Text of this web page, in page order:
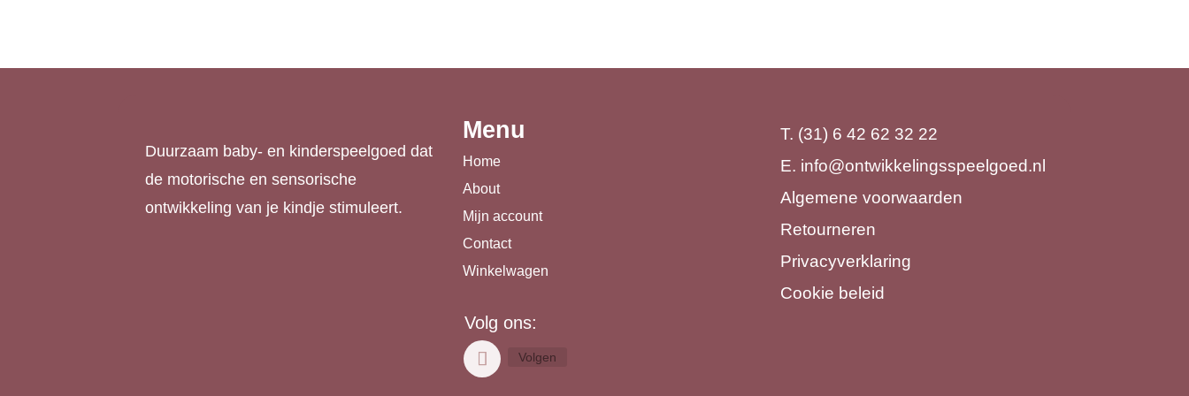
Duurzaam baby- en kinderspeelgoed dat
de motorische en sensorische
ontwikkeling van je kindje stimuleert.
Menu
Home
About
Mijn account
Contact
Winkelwagen
Volg ons:
Volgen
T. (31) 6 42 62 32 22
E. info@ontwikkelingsspeelgoed.nl
Algemene voorwaarden
Retourneren
Privacyverklaring
Cookie beleid